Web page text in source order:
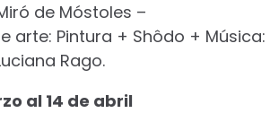
de Móstoles –
arte: Pintura + Shôdo + Música:
Rago.
al 14 de abril